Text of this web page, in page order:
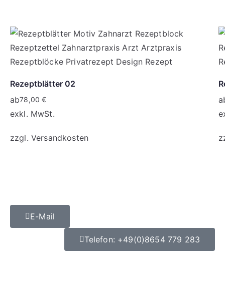
Rezeptblätter 02
ab78,00€
exkl. MwSt.
zzgl. Versandkosten
E-Mail
Telefon: +49(0)8654 779 283